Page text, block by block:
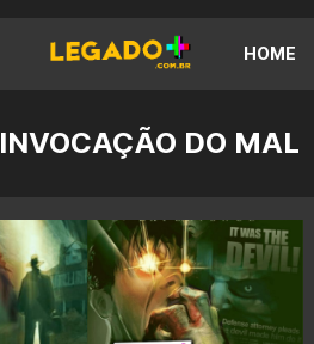
HOME
INVOCAÇÃO DO MAL